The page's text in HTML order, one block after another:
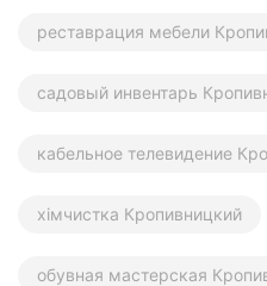
реставрация мебели
садовый инвентарь
кабельное телевидение
хімчистка Кропивницкий
обувная мастерская